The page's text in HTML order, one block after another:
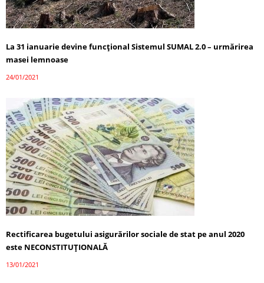
La 31 ianuarie devine funcţional Sistemul SUMAL 2.0 – urmărirea
masei lemnoase
24/01/2021
Rectificarea bugetului asigurărilor sociale de stat pe anul 2020
este NECONSTITUȚIONALĂ
13/01/2021